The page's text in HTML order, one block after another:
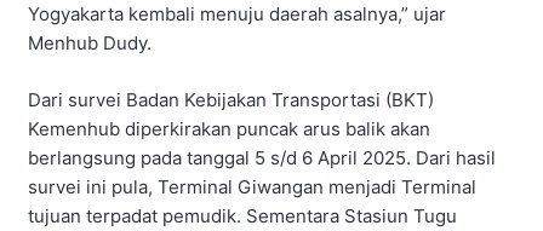
Yogyakarta kembali menuju daerah asalnya,” ujar
Menhub Dudy.
Dari survei Badan Kebijakan Transportasi (BKT)
Kemenhub diperkirakan puncak arus balik akan
berlangsung pada tanggal 5 s/d 6 April 2025. Dari hasil
survei ini pula, Terminal Giwangan menjadi Terminal
tujuan terpadat pemudik. Sementara Stasiun Tugu